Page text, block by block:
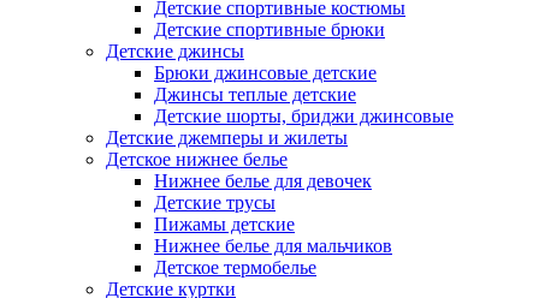
Детские спортивные костюмы
Детские спортивные брюки
Детские джинсы
Брюки джинсовые детские
Джинсы теплые детские
Детские шорты, бриджи джинсовые
Детские джемперы и жилеты
Детское нижнее белье
Нижнее белье для девочек
Детские трусы
Пижамы детские
Нижнее белье для мальчиков
Детское термобелье
Детские куртки